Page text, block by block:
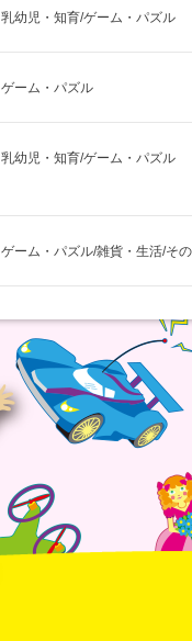
乳幼児・知育/ゲーム・パズル
ゲーム・パズル
乳幼児・知育/ゲーム・パズル
ゲーム・パズル/雑貨・生活/そ